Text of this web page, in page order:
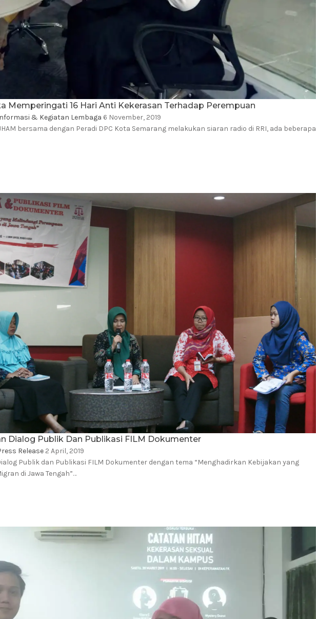
Memperingati 16 Hari Anti Kekerasan Terhadap Perempuan
& Kegiatan Lembaga 6 November, 2019
bersama dengan Peradi DPC Kota Semarang melakukan siaran radio di RRI, ada beberapa
Dialog Publik Dan Publikasi FILM Dokumenter
Release 2 April, 2019
Publik dan Publikasi FILM Dokumenter dengan tema “Menghadirkan Kebijakan yang
di Jawa Tengah”…